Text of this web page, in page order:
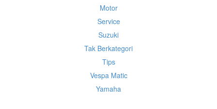
Motor
Service
Suzuki
Tak Berkategori
Tips
Vespa Matic
Yamaha